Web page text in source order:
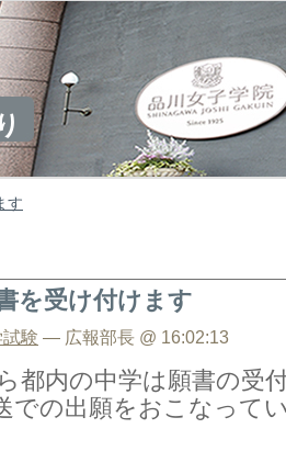
す
を受け付けます
試験 — 広報部長 @ 16:02:13
都内の中学は願書の受
での出願をおこなって